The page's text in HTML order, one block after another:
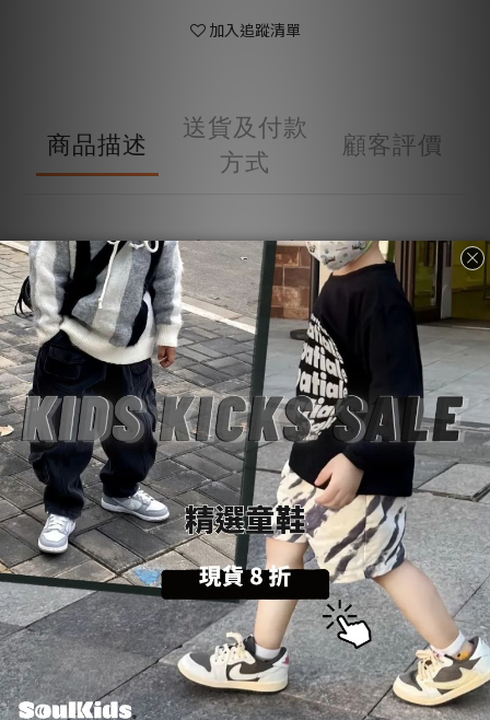
加入追蹤清單
商品描述
送貨及付款
方式
顧客評價
商品描述
💡 購物前請詳閱：【SoulKids 購物須知與條約】
💬 商品諮詢與建議：【聯繫官方 @LINE客
About SoulKids